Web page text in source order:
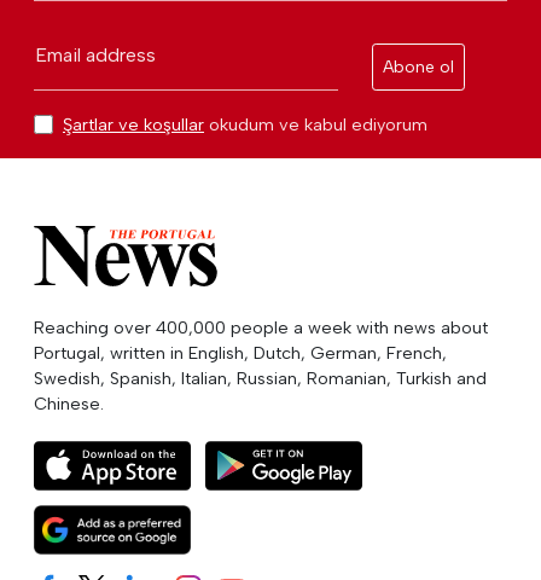
Email address
Abone ol
Şartlar ve koşullar okudum ve kabul ediyorum
Reaching over 400,000 people a week with news about
Portugal, written in English, Dutch, German, French,
Swedish, Spanish, Italian, Russian, Romanian, Turkish and
Chinese.